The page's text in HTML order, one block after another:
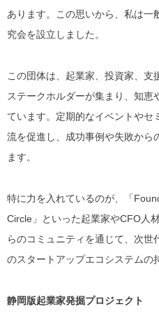
あります。この思いから、私は一
究会を設立しました。
この団体は、起業家、投資家、支
ステークホルダーが集まり、知恵
ています。定期的なイベントやセ
流を促進し、成功事例や失敗から
ます。
特に力を入れているのが、「
Circle」といった起業家やCFO人
らのコミュニティを通じて、次世
のスタートアップエコシステムの
静岡版起業家発掘プロジェクト